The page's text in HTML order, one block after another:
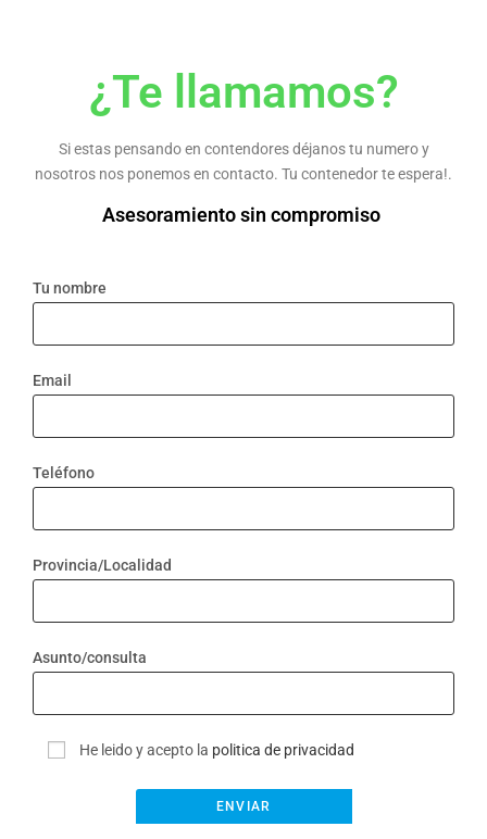
¿Te llamamos?
Si estas pensando en contendores déjanos tu numero y
nosotros nos ponemos en contacto. Tu contenedor te espera!.
Asesoramiento sin compromiso
Tu nombre
Email
Teléfono
Provincia/Localidad
Asunto/consulta
He leido y acepto la politica de privacidad